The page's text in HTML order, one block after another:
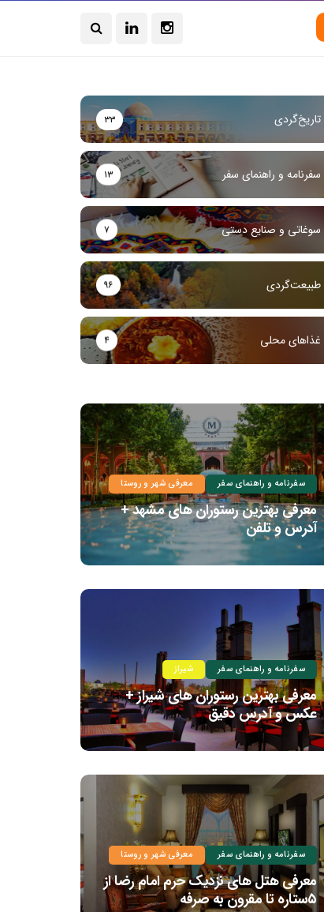
تاریخ‌گردی ۳۳
سفرنامه و راهنمای سفر ۱۳
سوغاتی و صنایع دستی ۷
طبیعت‌گردی ۹۶
غذاهای محلی ۴
سفرنامه و راهنمای سفر معرفی شهر و روستا
معرفی بهترین رستوران های مشهد +
آدرس و تلفن
سفرنامه و راهنمای سفر شیراز
معرفی بهترین رستوران های شیراز +
عکس و آدرس دقیق
سفرنامه و راهنمای سفر معرفی شهر و روستا
معرفی هتل های نزدیک حرم امام رضا از
۵ستاره تا مقرون به صرفه